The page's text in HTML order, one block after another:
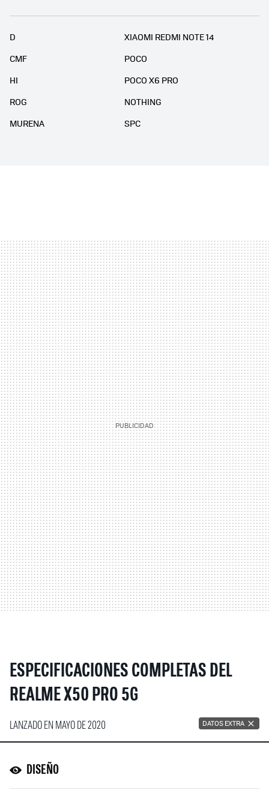
D
XIAOMI REDMI NOTE 14
CMF
POCO
HI
POCO X6 PRO
ROG
NOTHING
MURENA
SPC
ESPECIFICACIONES COMPLETAS DEL
REALME X50 PRO 5G
LANZADO EN MAYO DE 2020 DATOS EXTRA
DISEÑO